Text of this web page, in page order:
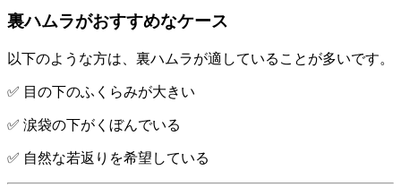
裏ハムラがおすすめなケース
以下のような方は、裏ハムラが適していることが多いです。
✅ 目の下のふくらみが大きい
✅ 涙袋の下がくぼんでいる
✅ 自然な若返りを希望している